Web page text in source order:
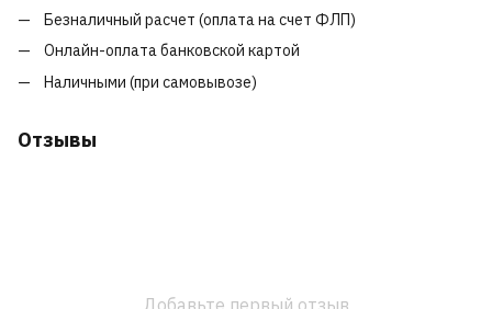
Безналичный расчет (оплата на счет ФЛП)
Онлайн-оплата банковской картой
Наличными (при самовывозе)
Отзывы
Добавьте первый отзыв